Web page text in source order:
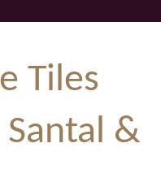
Tiles
&